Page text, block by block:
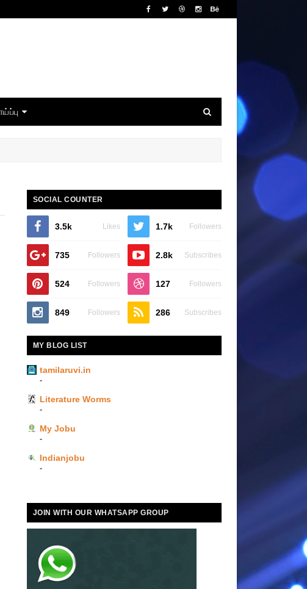
SOCIAL COUNTER
3.5k Likes 1.7k Followers
735 Followers 2.8k Subscribes
524 Followers 127 Followers
849 Followers 286 Subscribes
MY BLOG LIST
tamilaruvi.in
-
Literature Worms
-
My Jobu
-
Indianjobu
-
JOIN WITH OUR WHATSAPP GROUP